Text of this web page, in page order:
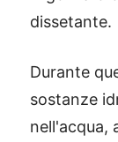
dissetante.
Durante
sostanze
nell'acqua,